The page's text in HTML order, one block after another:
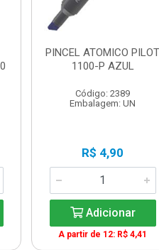
PINCEL ATOMICO PILOT
1100-P AZUL
Código: 2389
Embalagem: UN
R$ 4,90
Adicionar
A partir de 12: R$ 4,41